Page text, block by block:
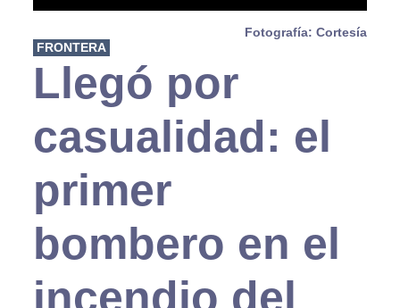
Fotografía: Cortesía
FRONTERA
Llegó por
casualidad: el
primer
bombero en el
incendio del